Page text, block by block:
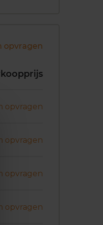
opvragen
opvragen
opvragen
opvragen
opvragen